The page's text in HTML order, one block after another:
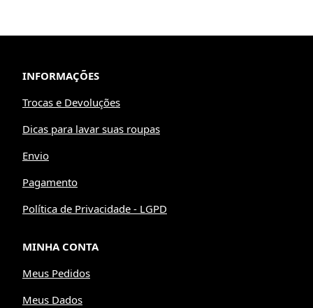
INFORMAÇÕES
Trocas e Devoluções
Dicas para lavar suas roupas
Envio
Pagamento
Política de Privacidade - LGPD
MINHA CONTA
Meus Pedidos
Meus Dados